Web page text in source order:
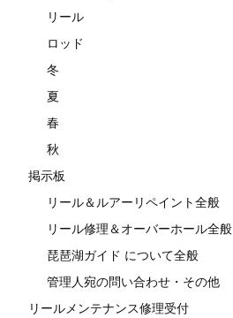
リール
ロッド
冬
夏
春
秋
掲示板
リール＆ルアーリペイント全般
リール修理＆オーバーホール全般
琵琶湖ガイド について全般
管理人宛の問い合わせ・その他
リールメンテナンス修理受付